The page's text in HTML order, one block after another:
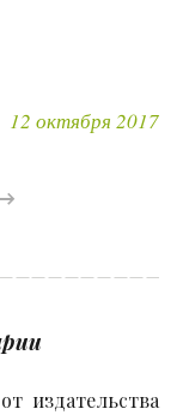
12 октября 2017
издательства